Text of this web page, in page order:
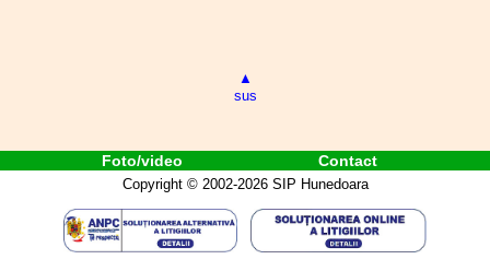
Hunedoara - F.S.E. „Spiru Haret”
Ședința cu directorii unităților de
ediția 2024
„Diavolul” se ascunde în detalii
Indicele ITUC al respectării drepturilor
salariaților și organizațiilor sindicale
Concursul pentru acordarea gradației
de merit - sesiunea 2024
▲
sus
Foto/video Contact
Copyright © 2002-2026 SIP Hunedoara